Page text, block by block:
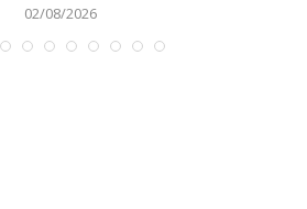
02/08/2026